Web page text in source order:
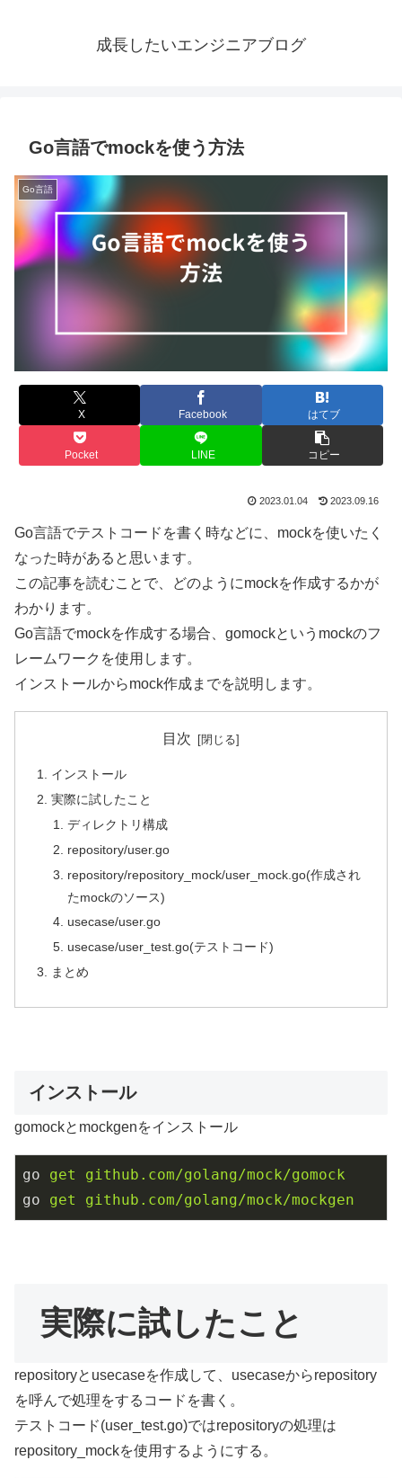
成長したいエンジニアブログ
Go言語でmockを使う方法
Go言語
X Facebook はてブ
Pocket LINE コピー
2023.01.04 2023.09.16
Go言語でテストコードを書く時などに、mockを使いたく
なった時があると思います。
この記事を読むことで、どのようにmockを作成するかが
わかります。
Go言語でmockを作成する場合、gomockというmockのフ
レームワークを使用します。
インストールからmock作成までを説明します。
目次
インストール
実際に試したこと
ディレクトリ構成
repository/user.go
repository/repository_mock/user_mock.go(作成され
たmockのソース)
usecase/user.go
usecase/user_test.go(テストコード)
まとめ
インストール
gomockとmockgenをインストール
go
get github.com/golang/mock/gomock
go
get github.com/golang/mock/mockgen
実際に試したこと
repositoryとusecaseを作成して、usecaseからrepository
を呼んで処理をするコードを書く。
テストコード(user_test.go)ではrepositoryの処理は
repository_mockを使用するようにする。